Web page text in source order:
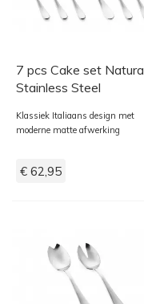
7 pcs Cake set Natura
Stainless Steel
Klassiek Italiaans design met
moderne matte afwerking
€ 62,95